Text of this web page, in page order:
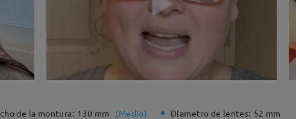
de la montura: 130 mm (Medio) Diametro de lentes: 52 mm